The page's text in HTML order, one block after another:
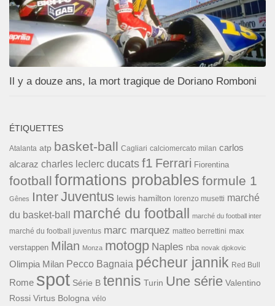
Il y a douze ans, la mort tragique de Doriano Romboni
ÉTIQUETTES
Atalanta atp basket-ball Cagliari calciomercato milan carlos
alcaraz charles leclerc ducats f1 Ferrari Fiorentina
football formations probables formule 1
Gênes InterJuventus lewis hamilton lorenzo musetti marché
du basket-ball
marché du football marché du football inter
marché du football juventus marc marquez matteo berrettini max
verstappen Milan Monza motogp Naples nba novak djokovic
Olimpia Milan Pecco Bagnaia pécheur jannik Red Bull
Rome spot Série B tennis Turin Une série Valentino
Rossi Virtus Bologna vélo